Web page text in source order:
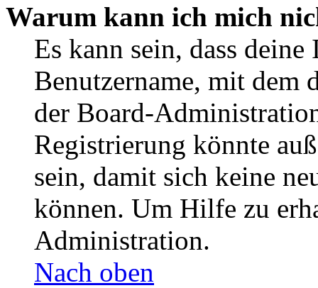
Warum kann ich mich
Es kann sein, dass
Benutzername, mit dem
der Board-
Registrierung könnte
sein, damit sich keine
können. Um Hilfe zu
Administration.
Nach oben